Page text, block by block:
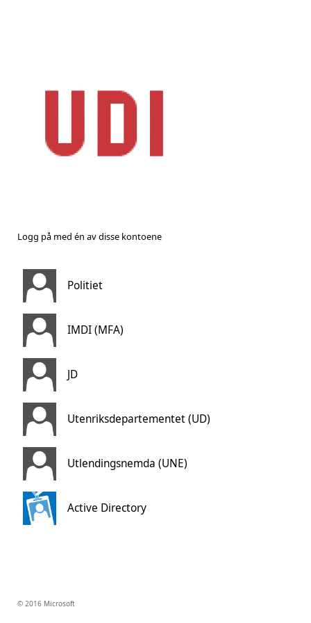
Logg på med én av disse kontoene
Politiet
IMDI (MFA)
JD
Utenriksdepartementet (UD)
Utlendingsnemda (UNE)
Active Directory
© 2016 Microsoft